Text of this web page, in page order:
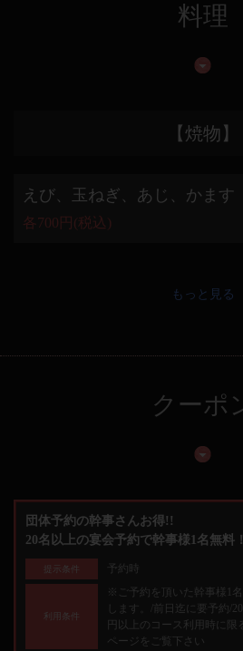
料理
【焼物】
えび、玉ねぎ、あじ、かます
各700円(税込)
もっと見る
クーポ
団体予約の幹事さんお得!!
20名以上の宴会予約で幹事様1名無料！
提示条件 予約時
利用条件
※ご予約を頂いた幹事様1
します。/前日迄に要予約/
円以上のコース利用時に限
ページをご覧下さい